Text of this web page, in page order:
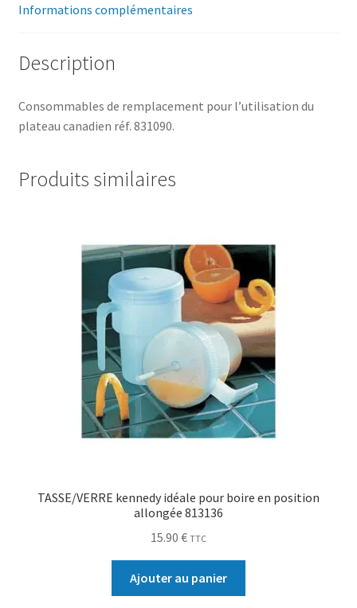
Informations complémentaires
Description
Consommables de remplacement pour l’utilisation du
plateau canadien réf. 831090.
Produits similaires
TASSE/VERRE kennedy idéale pour boire en position
allongée 813136
15.90 € TTC
Ajouter au panier